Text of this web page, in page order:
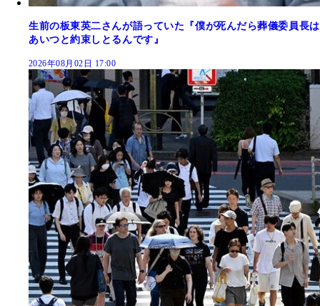
生前の板東英二さんが語っていた『僕が死んだら葬儀委員長は
あいつと約束しとるんです』
2026年08月02日 17:00